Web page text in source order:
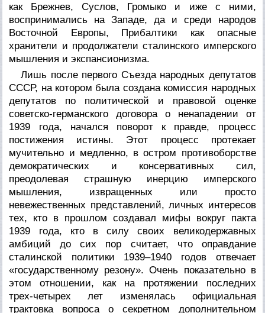
как Брежнев, Суслов, Громыко и иже с ними,
воспринимались на Западе, да и среди народов
Восточной Европы, Прибалтики как опасные
хранители и продолжатели сталинского имперского
мышления и экспансионизма.
Лишь после первого Съезда народных депутатов
СССР, на котором была создана комиссия народных
депутатов по политической и правовой оценке
советско-германского договора о ненападении от
1939 года, начался поворот к правде, процесс
постижения истины. Этот процесс протекает
мучительно и медленно, в остром противоборстве
демократических и консервативных сил,
преодолевая страшную инерцию имперского
мышления, извращенных или просто
невежественных представлений, личных интересов
тех, кто в прошлом создавал мифы вокруг пакта
1939 года, кто в силу своих великодержавных
амбиций до сих пор считает, что оправдание
сталинской политики 1939–1940 годов отвечает
«государственному резону». Очень показательно в
этом отношении, как на протяжении последних
трех-четырех лет изменялась официальная
трактовка вопроса о секретном дополнительном